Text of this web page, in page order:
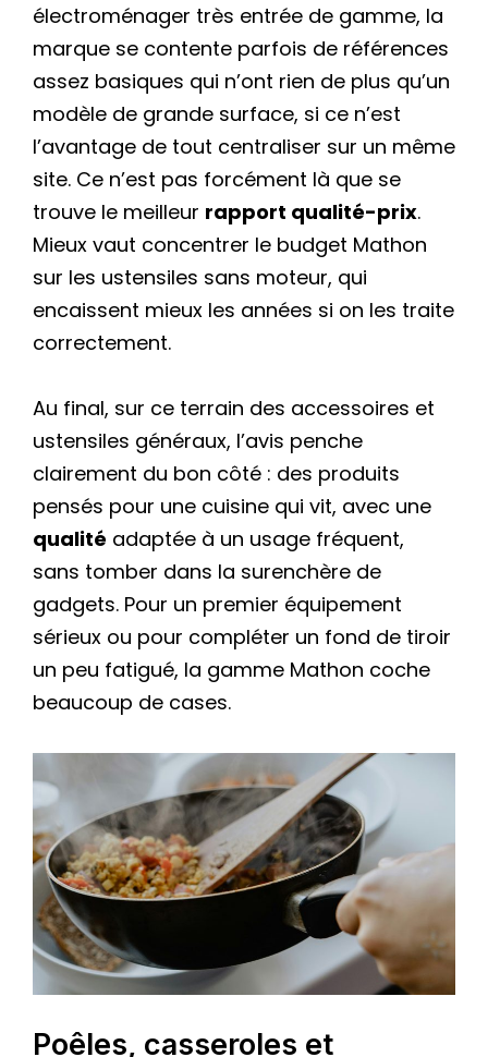
électroménager très entrée de gamme, la
marque se contente parfois de références
assez basiques qui n’ont rien de plus qu’un
modèle de grande surface, si ce n’est
l’avantage de tout centraliser sur un même
site. Ce n’est pas forcément là que se
trouve le meilleur rapport qualité-prix.
Mieux vaut concentrer le budget Mathon
sur les ustensiles sans moteur, qui
encaissent mieux les années si on les traite
correctement.
Au final, sur ce terrain des accessoires et
ustensiles généraux, l’avis penche
clairement du bon côté : des produits
pensés pour une cuisine qui vit, avec une
qualité adaptée à un usage fréquent,
sans tomber dans la surenchère de
gadgets. Pour un premier équipement
sérieux ou pour compléter un fond de tiroir
un peu fatigué, la gamme Mathon coche
beaucoup de cases.
Poêles, casseroles et